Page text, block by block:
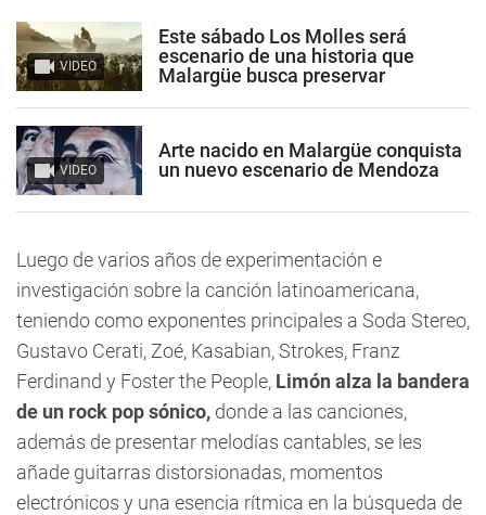
VIDEO
Este sábado Los Molles será
escenario de una historia que
Malargüe busca preservar
VIDEO
Arte nacido en Malargüe conquista
un nuevo escenario de Mendoza
Luego de varios años de experimentación e
investigación sobre la canción latinoamericana,
teniendo como exponentes principales a Soda Stereo,
Gustavo Cerati, Zoé, Kasabian, Strokes, Franz
Ferdinand y Foster the People, Limón alza la bandera
de un rock pop sónico, donde a las canciones,
además de presentar melodías cantables, se les
añade guitarras distorsionadas, momentos
electrónicos y una esencia rítmica en la búsqueda de